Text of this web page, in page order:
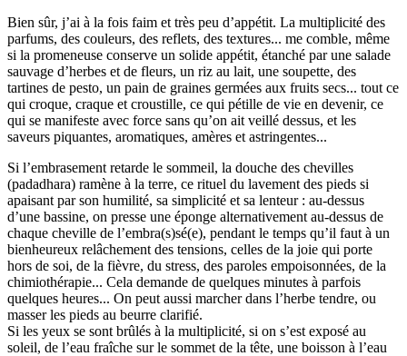
Bien sûr, j’ai à la fois faim et très peu d’appétit. La multiplicité des
parfums, des couleurs, des reflets, des textures... me comble, même
si la promeneuse conserve un solide appétit, étanché par une salade
sauvage d’herbes et de fleurs, un riz au lait, une soupette, des
tartines de pesto, un pain de graines germées aux fruits secs... tout ce
qui croque, craque et croustille, ce qui pétille de vie en devenir, ce
qui se manifeste avec force sans qu’on ait veillé dessus, et les
saveurs piquantes, aromatiques, amères et astringentes...
Si l’embrasement retarde le sommeil, la douche des chevilles
(padadhara) ramène à la terre, ce rituel du lavement des pieds si
apaisant par son humilité, sa simplicité et sa lenteur : au-dessus
d’une bassine, on presse une éponge alternativement au-dessus de
chaque cheville de l’embra(s)sé(e), pendant le temps qu’il faut à un
bienheureux relâchement des tensions, celles de la joie qui porte
hors de soi, de la fièvre, du stress, des paroles empoisonnées, de la
chimiothérapie... Cela demande de quelques minutes à parfois
quelques heures... On peut aussi marcher dans l’herbe tendre, ou
masser les pieds au beurre clarifié.
Si les yeux se sont brûlés à la multiplicité, si on s’est exposé au
soleil, de l’eau fraîche sur le sommet de la tête, une boisson à l’eau